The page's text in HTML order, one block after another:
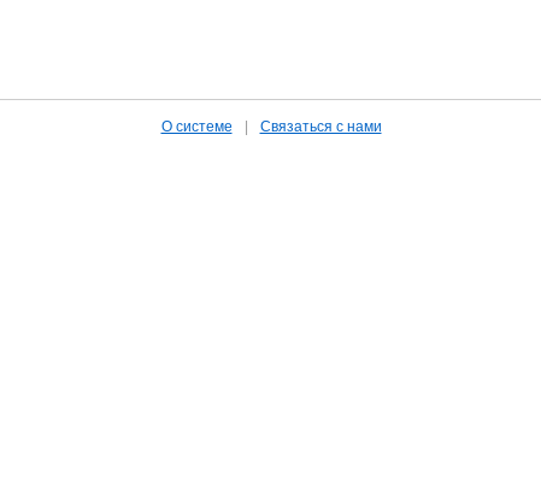
О системе Связаться с нами